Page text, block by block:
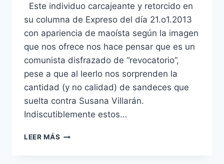
Este individuo carcajeante y retorcido en
su columna de Expreso del día 21.o1.2013
con apariencia de maoísta según la imagen
que nos ofrece nos hace pensar que es un
comunista disfrazado de “revocatorio”,
pese a que al leerlo nos sorprenden la
cantidad (y no calidad) de sandeces que
suelta contra Susana Villarán.
Indiscutiblemente estos…
LEER MÁS UN